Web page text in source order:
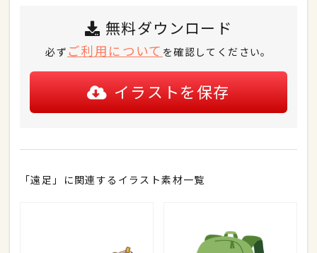
無料ダウンロード
必ず ご利用について を確認してください。
イラストを保存
「遠足」に関連するイラスト素材一覧